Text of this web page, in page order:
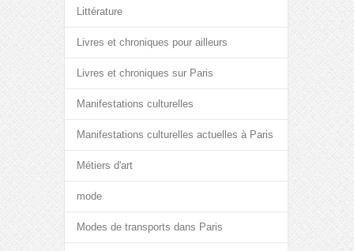
Littérature
Livres et chroniques pour ailleurs
Livres et chroniques sur Paris
Manifestations culturelles
Manifestations culturelles actuelles à Paris
Métiers d'art
mode
Modes de transports dans Paris